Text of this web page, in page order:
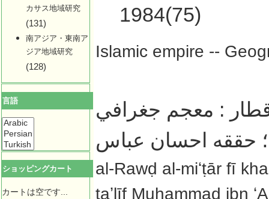
カサス地域研究
(131)
南アジア・東南ア
ジア地域研究
(128)
言語
ショッピングカート
カートは空です...
1984(75)
Islamic empire --
: معجم جغرافي
؛ حققه احسان عباس
al-Rawḍ al-miʻṭār fī
taʼlīf Muḥammad ibn